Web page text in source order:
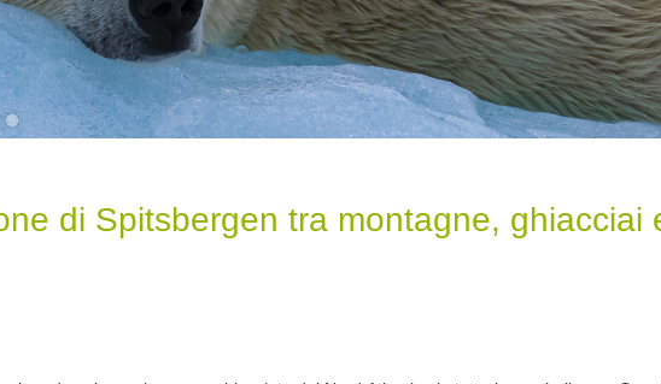
di Spitsbergen tra montagne, ghiacciai